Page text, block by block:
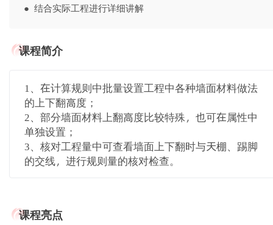
● 结合实际工程进行详细讲解
课程简介
1、在计算规则中批量设置工程中各种墙面材料做法
的上下翻高度；
2、部分墙面材料上翻高度比较特殊，也可在属性中
单独设置；
3、核对工程量中可查看墙面上下翻时与天棚、踢脚
的交线，进行规则量的核对检查。
课程亮点